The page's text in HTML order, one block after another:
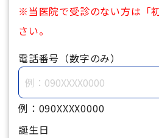
※当医院で受診のない方は「
さい。
電話番号（数字のみ）
例：090XXXX0000
誕生日